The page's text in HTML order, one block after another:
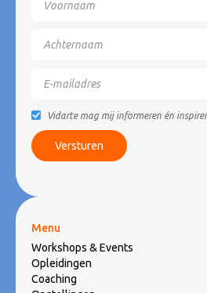
Vidarte mag mij informeren én
Menu
Workshops & Events
Opleidingen
Coaching